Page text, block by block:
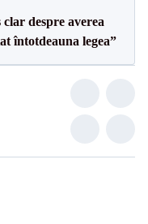
despre averea
întotdeauna legea”